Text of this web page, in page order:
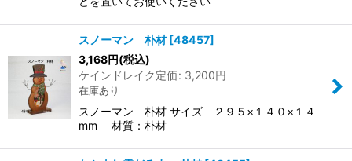
スノーマン 朴材 [48457]
3,168円(税込)
ケインドレイク定価: 3,200円
在庫あり
スノーマン 朴材 サイズ ２９５×１４０×１４
mm 材質：朴材